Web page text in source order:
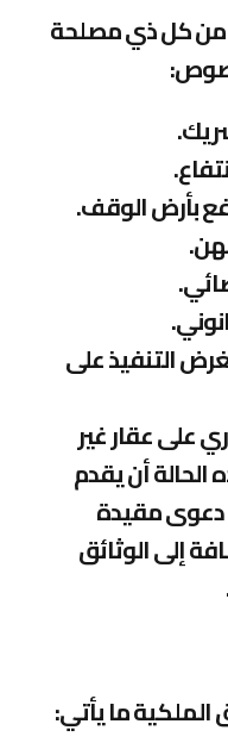
من كل ذي مصلحة
بأرض الوقف.
التنفيذ على
على عقار غير
أن يقدم
مقيدة
إلى الوثائق
ما يأتي: